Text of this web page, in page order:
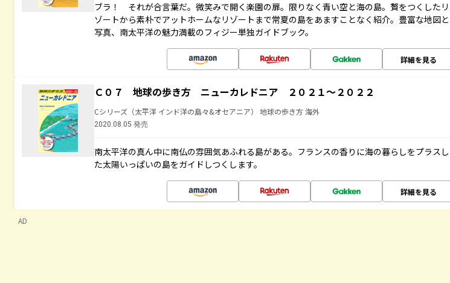
ブラ！ それが合言葉だ。微笑みで開く楽園の扉。限りなく青い空と海の島。贅をつくしたリ
ゾートから素朴でアットホームなリゾートまで常夏の島をあますことなく紹介。豊富な地図と
写真、南太平洋の魅力満載のフィジー単独ガイドブック。
詳細を見る
Ｃ０７ 地球の歩き方 ニューカレドニア ２０２１～２０２２
Cシリーズ（太平洋 インド洋の島々&オセアニア） 地球の歩き方 海外
2020.08.05 発売
南太平洋の真ん中に南仏の雰囲気あふれる島がある。フランスの香りに海の暮らしをプラスし
た太陽いっぱいの島をガイドしつくします。
詳細を見る
AD